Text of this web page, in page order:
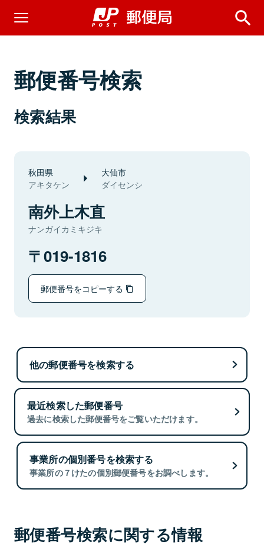
郵便番号検索
検索結果
秋田県
アキタケン
大仙市
ダイセンシ
南外上木直
ナンガイカミキジキ
019-1816
郵便番号をコピーする
他の郵便番号を検索する
最近検索した郵便番号
過去に検索した郵便番号をご覧いただけます。
事業所の個別番号を検索する
事業所の７けたの個別郵便番号をお調べします。
郵便番号検索に関する情報